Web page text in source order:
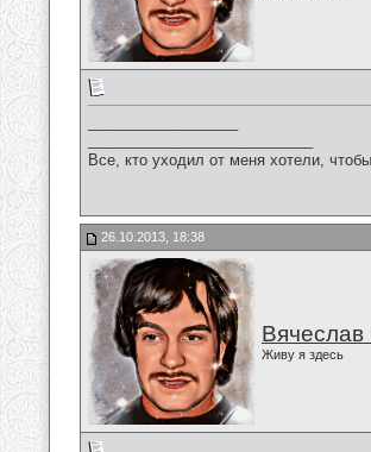
Все, кто уходил от меня хотели,
26.10.2013, 18:38
Вячеслав
Живу я здесь